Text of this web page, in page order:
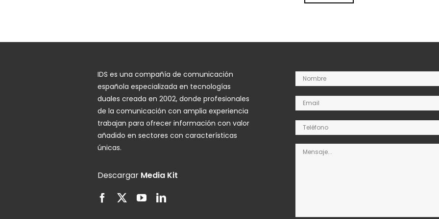
IDS es una compañía de comunicación
española especializada en tecnologías
duales creada en 2002, donde profesionales
de la comunicación con amplia experiencia
trabajan para ofrecer información con valor
añadido en sectores con características
únicas.
Descargar Media Kit